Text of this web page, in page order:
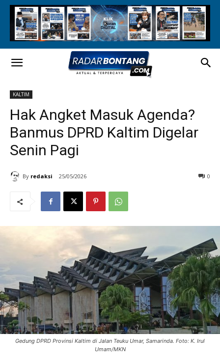
KALTIM
Hak Angket Masuk Agenda?
Banmus DPRD Kaltim Digelar
Senin Pagi
By redaksi 25/05/2026 0
Gedung DPRD Provinsi Kaltim di Jalan Teuku Umar, Samarinda. Foto: K. Irul
Umam/MKN